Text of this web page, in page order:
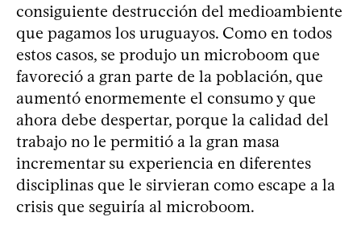
consiguiente destrucción del medioambiente
que pagamos los uruguayos. Como en todos
estos casos, se produjo un microboom que
favoreció a gran parte de la población, que
aumentó enormemente el consumo y que
ahora debe despertar, porque la calidad del
trabajo no le permitió a la gran masa
incrementar su experiencia en diferentes
disciplinas que le sirvieran como escape a la
crisis que seguiría al microboom.